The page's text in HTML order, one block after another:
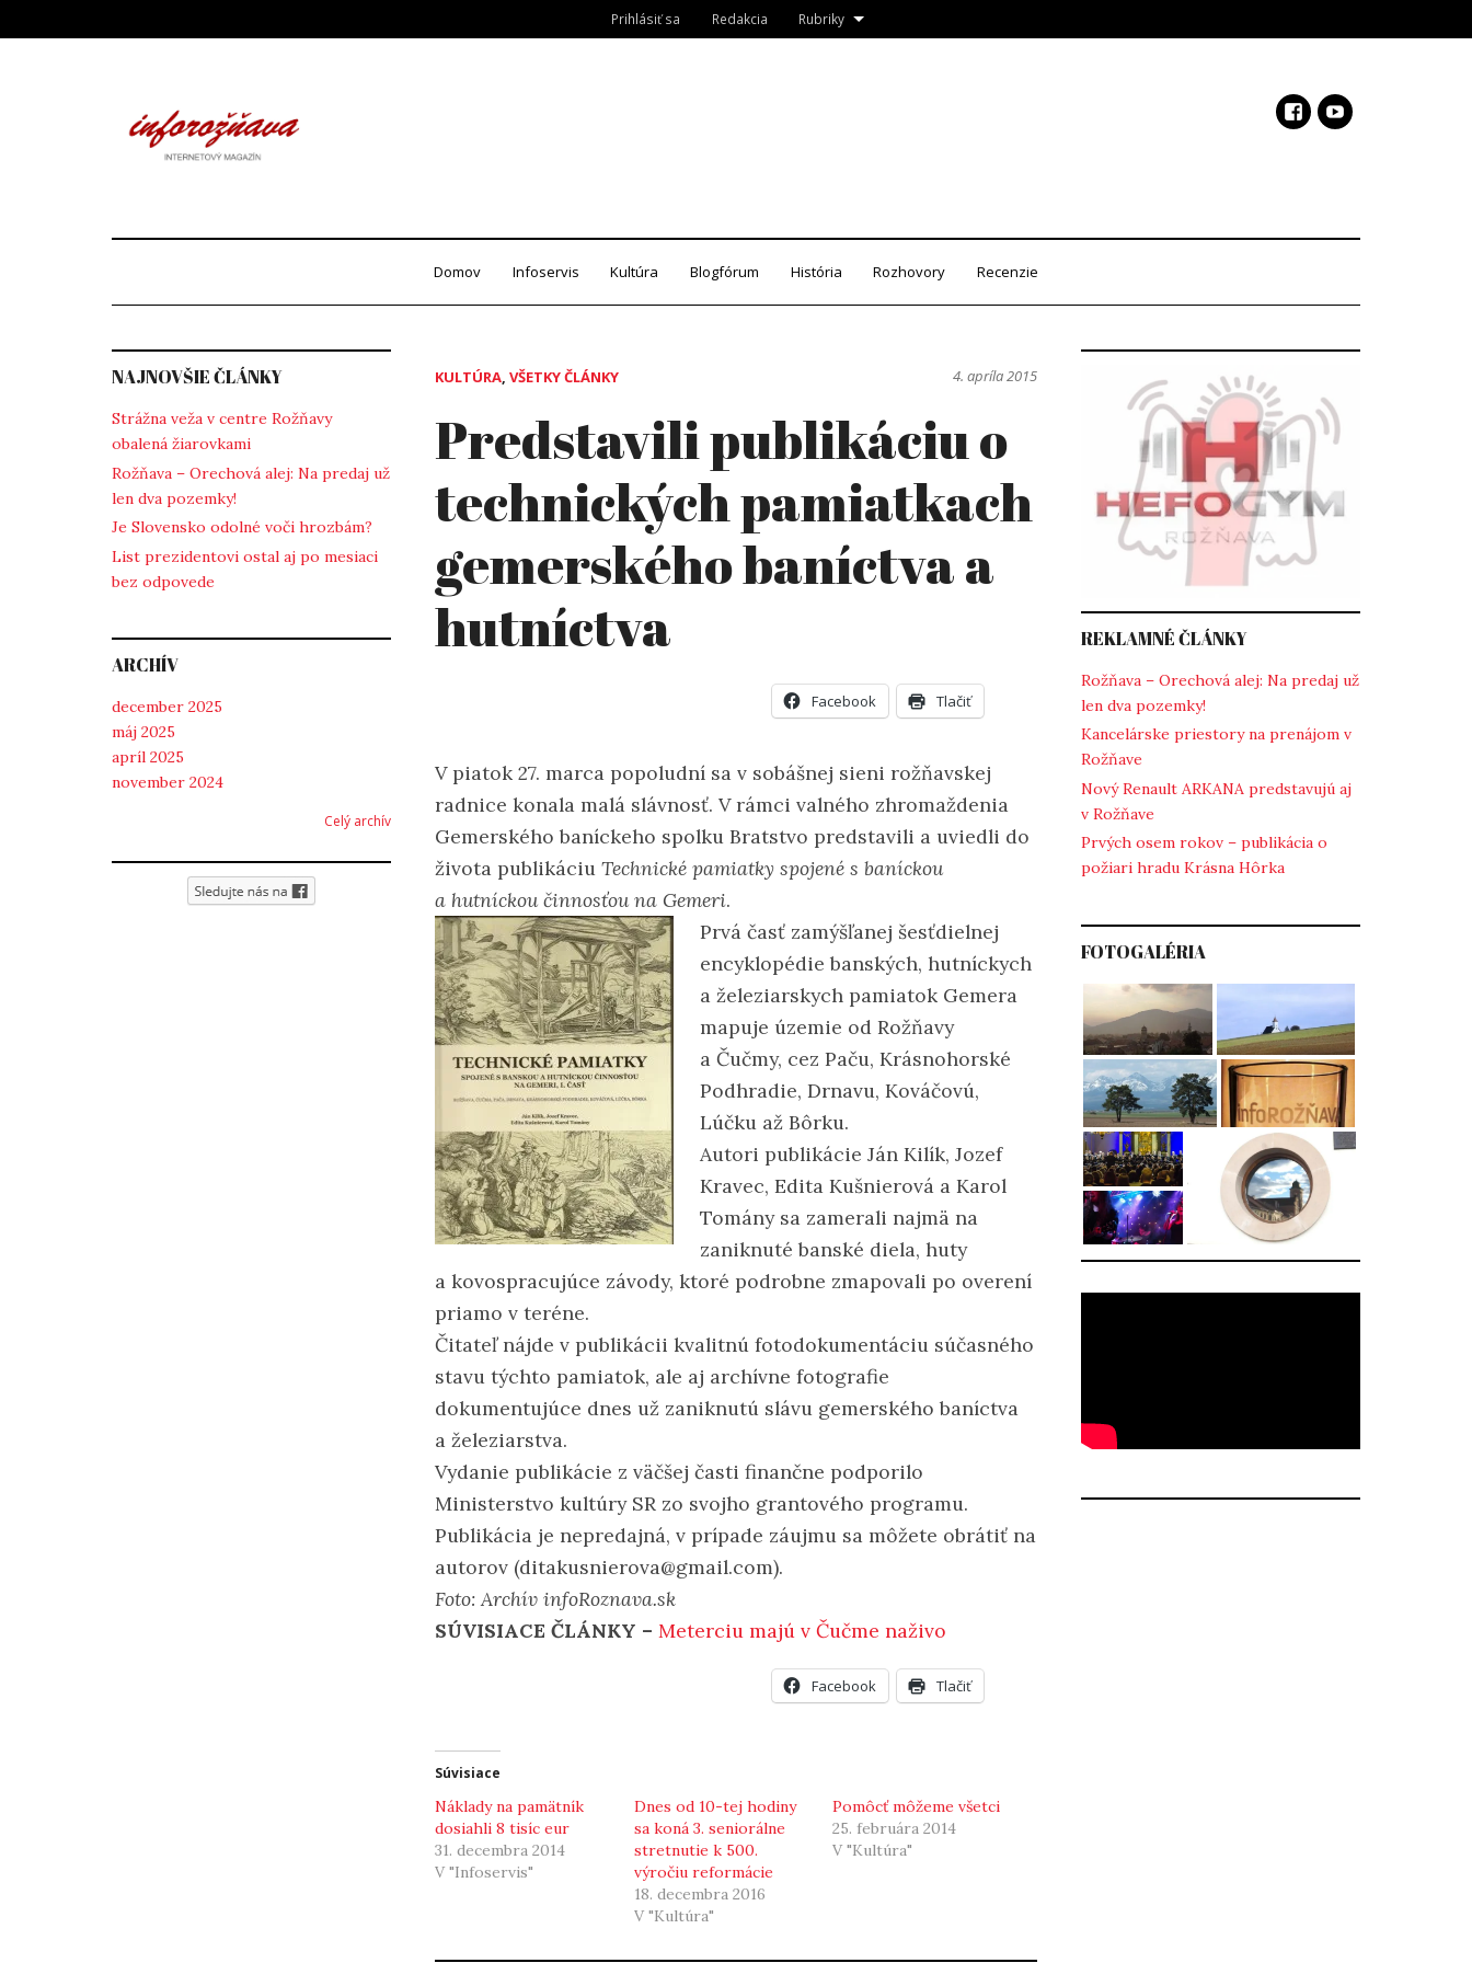
to
Prihlásiť sa Redakcia Rubriky
Domov Infoservis Kultúra Blogfórum História Rozhovory Recenzie
KULTÚRA, VŠETKY ČLÁNKY 4. apríla 2015
Predstavili publikáciu o
technických pamiatkach
gemerského baníctva a
hutníctva
Facebook Tlačiť
V piatok 27. marca popoludní sa v sobášnej sieni rožňavskej
radnice konala malá slávnosť. V rámci valného zhromaždenia
Gemerského baníckeho spolku Bratstvo predstavili a uviedli do
života publikáciu Technické pamiatky spojené s baníckou
a hutníckou činnosťou na Gemeri.
Prvá časť zamýšľanej šesťdielnej
encyklopédie banských, hutníckych
a železiarskych pamiatok Gemera
mapuje územie od Rožňavy
a Čučmy, cez Paču, Krásnohorské
Podhradie, Drnavu, Kováčovú,
Lúčku až Bôrku.
Autori publikácie Ján Kilík, Jozef
Kravec, Edita Kušnierová a Karol
Tomány sa zamerali najmä na
zaniknuté banské diela, huty
a kovospracujúce závody, ktoré podrobne zmapovali po overení
priamo v teréne.
Čitateľ nájde v publikácii kvalitnú fotodokumentáciu súčasného
stavu týchto pamiatok, ale aj archívne fotografie
dokumentujúce dnes už zaniknutú slávu gemerského baníctva
a železiarstva.
Vydanie publikácie z väčšej časti finančne podporilo
Ministerstvo kultúry SR zo svojho grantového programu.
Publikácia je nepredajná, v prípade záujmu sa môžete obrátiť na
autorov (ditakusnierova@gmail.com).
Foto: Archív infoRoznava.sk
SÚVISIACE ČLÁNKY – Meterciu majú v Čučme naživo
Facebook Tlačiť
Súvisiace
Náklady na pamätník
dosiahli 8 tisíc eur
31. decembra 2014
V "Infoservis"
Dnes od 10-tej hodiny
sa koná 3. seniorálne
stretnutie k 500.
výročiu reformácie
18. decembra 2016
V "Kultúra"
Pomôcť môžeme všetci
25. februára 2014
V "Kultúra"
NAJNOVŠIE ČLÁNKY
Strážna veža v centre Rožňavy
obalená žiarovkami
Rožňava – Orechová alej: Na predaj už
len dva pozemky!
Je Slovensko odolné voči hrozbám?
List prezidentovi ostal aj po mesiaci
bez odpovede
ARCHÍV
december 2025
máj 2025
apríl 2025
november 2024
Celý archív
REKLAMNÉ ČLÁNKY
Rožňava – Orechová alej: Na predaj už
len dva pozemky!
Kancelárske priestory na prenájom v
Rožňave
Nový Renault ARKANA predstavujú aj
v Rožňave
Prvých osem rokov – publikácia o
požiari hradu Krásna Hôrka
FOTOGALÉRIA